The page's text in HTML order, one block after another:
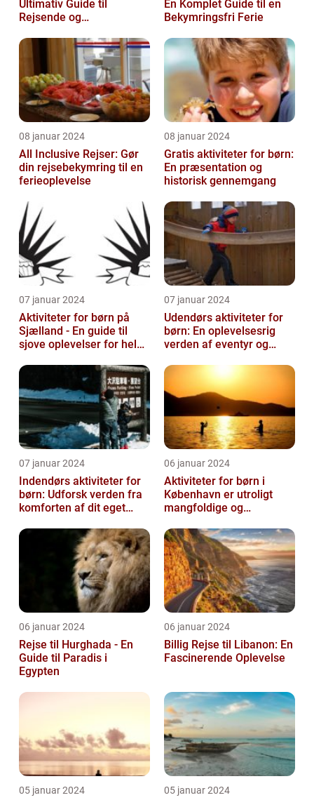
Ultimativ Guide til
Rejsende og
En Komplet Guide til en
Bekymringsfri Ferie
08 januar 2024
All Inclusive Rejser: Gør
din rejsebekymring til en
ferieoplevelse
08 januar 2024
Gratis aktiviteter for børn:
En præsentation og
historisk gennemgang
07 januar 2024
Aktiviteter for børn på
Sjælland - En guide til
sjove oplevelser for hele
07 januar 2024
Udendørs aktiviteter for
børn: En oplevelsesrig
verden af eventyr og
07 januar 2024
Indendørs aktiviteter for
børn: Udforsk verden fra
komforten af dit eget
06 januar 2024
Aktiviteter for børn i
København er utroligt
mangfoldige og
06 januar 2024
Rejse til Hurghada - En
Guide til Paradis i
Egypten
06 januar 2024
Billig Rejse til Libanon: En
Fascinerende Oplevelse
05 januar 2024 05 januar 2024